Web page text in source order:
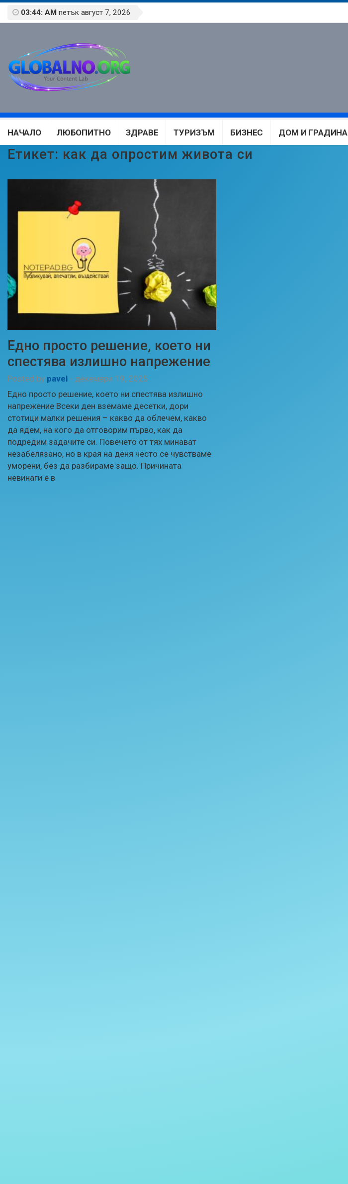
03:44: AM петък август 7, 2026
НАЧАЛО ЛЮБОПИТНО ЗДРАВЕ ТУРИЗЪМ БИЗНЕС ДОМ И ГРАДИНА
Етикет: как да опростим живота си
Едно просто решение, което ни
спестява излишно напрежение
Posted by pavel - декември 19, 2025
Едно просто решение, което ни спестява излишно
напрежение Всеки ден вземаме десетки, дори
стотици малки решения – какво да облечем, какво
да ядем, на кого да отговорим първо, как да
подредим задачите си. Повечето от тях минават
незабелязано, но в края на деня често се чувстваме
уморени, без да разбираме защо. Причината
невинаги е в